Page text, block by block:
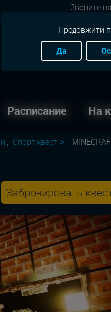
Звоните
Расписание На
Спорт квест
Забронировать
Продовжити
Да